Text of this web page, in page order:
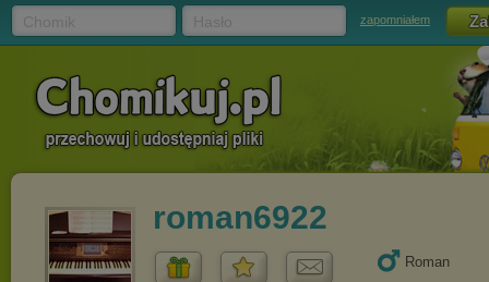
zapomniałem
roman6922
Roman